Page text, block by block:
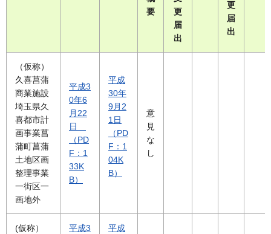
要
更
届
出
更
届
出
（仮称）
久喜菖蒲
商業施設
埼玉県久
喜都市計
画事業菖
蒲町菖蒲
土地区画
整理事業
一街区一
画地外
平成3
0年6
月22
日
（PD
F：1
33K
B）
平成
30年
9月2
1日
（PD
F：1
04K
B）
意
見
な
し
(仮称）
平成3
平成